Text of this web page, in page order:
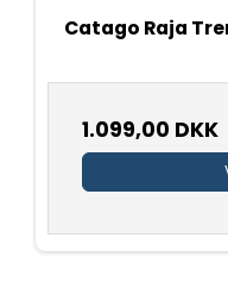
Catago Raja
1.099,00 DKK